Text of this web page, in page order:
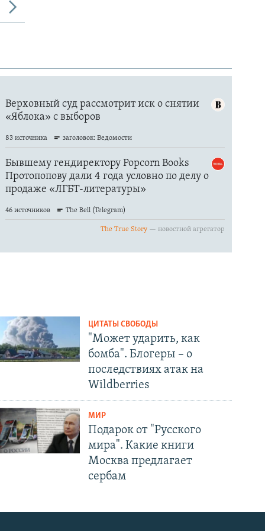
ЦИТАТЫ СВОБОДЫ
"Может ударить, как
бомба". Блогеры – о
последствиях атак на
Wildberries
МИР
Подарок от "Русского
мира". Какие книги
Москва предлагает
сербам